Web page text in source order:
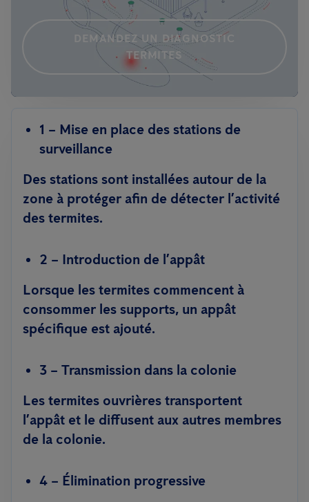
DEMANDEZ UN DIAGNOSTIC
TERMITES
1 – Mise en place des stations de
surveillance
Des stations sont installées autour de la
zone à protéger afin de détecter l’activité
des termites.
2 – Introduction de l’appât
Lorsque les termites commencent à
consommer les supports, un appât
spécifique est ajouté.
3 – Transmission dans la colonie
Les termites ouvrières transportent
l’appât et le diffusent aux autres membres
de la colonie.
4 – Élimination progressive